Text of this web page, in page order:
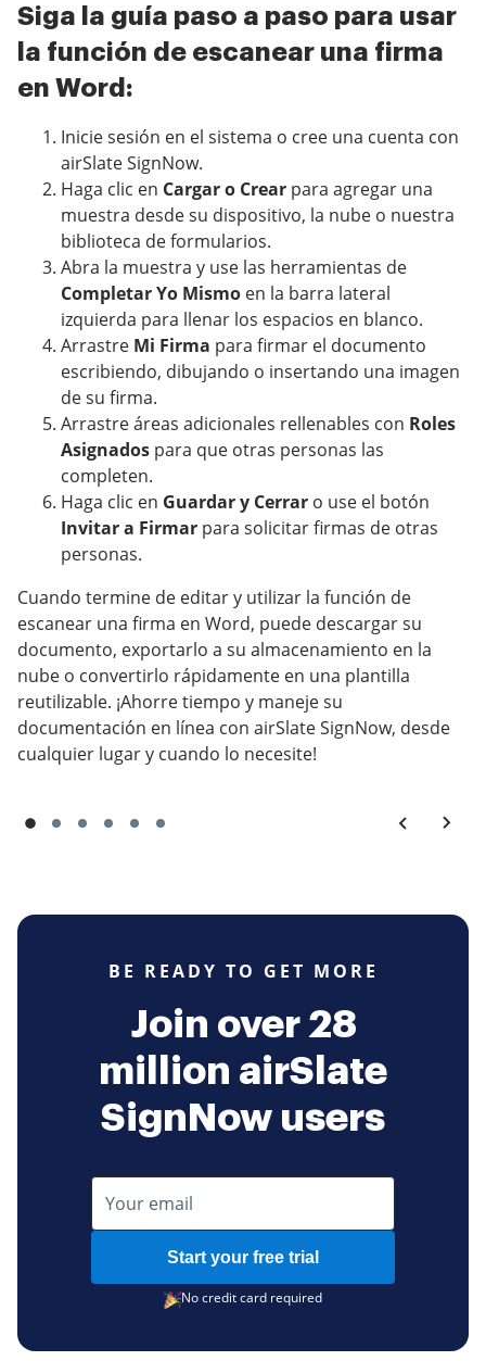
Siga la guía paso a paso para usar
la función de escanear una firma
en Word:
Inicie sesión en el sistema o cree una cuenta con
airSlate SignNow.
Haga clic en Cargar o Crear para agregar una
muestra desde su dispositivo, la nube o nuestra
biblioteca de formularios.
Abra la muestra y use las herramientas de
Completar Yo Mismo en la barra lateral
izquierda para llenar los espacios en blanco.
Arrastre Mi Firma para firmar el documento
escribiendo, dibujando o insertando una imagen
de su firma.
Arrastre áreas adicionales rellenables con Roles
Asignados para que otras personas las
completen.
Haga clic en Guardar y Cerrar o use el botón
Invitar a Firmar para solicitar firmas de otras
personas.
Cuando termine de editar y utilizar la función de
escanear una firma en Word, puede descargar su
documento, exportarlo a su almacenamiento en la
nube o convertirlo rápidamente en una plantilla
reutilizable. ¡Ahorre tiempo y maneje su
documentación en línea con airSlate SignNow, desde
cualquier lugar y cuando lo necesite!
BE READY TO GET MORE
Join over 28
million airSlate
SignNow users
Start your free trial
No credit card required